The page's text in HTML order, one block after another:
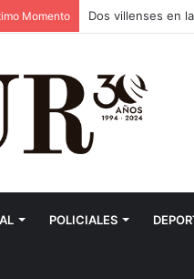
Momento Segundo
POLICIALES